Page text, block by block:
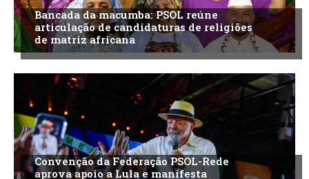
Bancada da macumba: PSOL reúne
articulação de candidaturas de religiões
de matriz africana
Convenção da Federação PSOL-Rede
aprova apoio a Lula e manifesta